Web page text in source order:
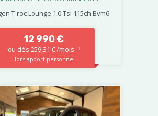
T-roc Lounge 1.0 Tsi 115ch Bvm6.
12 990 €
ou dès 259,31 € /mois (1)
Hors apport personnel